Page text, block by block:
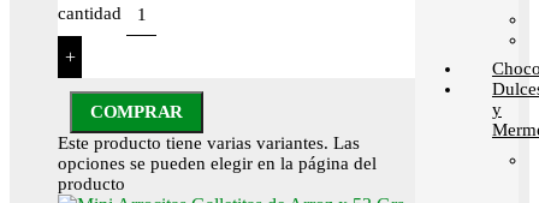
cantidad
+
COMPRAR
Este producto tiene varias variantes. Las
opciones se pueden elegir en la página del
producto
y